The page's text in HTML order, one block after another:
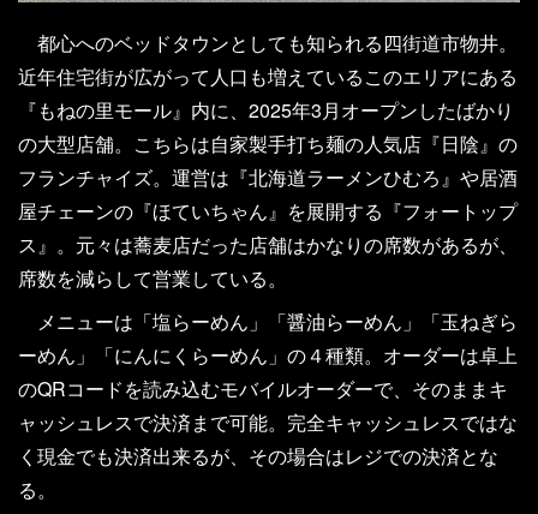
都心へのベッドタウンとしても知られる四街道市物井。
近年住宅街が広がって人口も増えているこのエリアにある
『もねの里モール』内に、2025年3月オープンしたばかり
の大型店舗。こちらは自家製手打ち麺の人気店『日陰』の
フランチャイズ。運営は『北海道ラーメンひむろ』や居酒
屋チェーンの『ほていちゃん』を展開する『フォートップ
ス』。元々は蕎麦店だった店舗はかなりの席数があるが、
席数を減らして営業している。
メニューは「塩らーめん」「醤油らーめん」「玉ねぎら
ーめん」「にんにくらーめん」の４種類。オーダーは卓上
のQRコードを読み込むモバイルオーダーで、そのままキ
ャッシュレスで決済まで可能。完全キャッシュレスではな
く現金でも決済出来るが、その場合はレジでの決済とな
る。